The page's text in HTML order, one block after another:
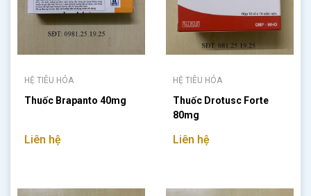
HỆ TIÊU HÓA
Thuốc Brapanto 40mg
Liên hệ
HỆ TIÊU HÓA
Thuốc Drotusc Forte
80mg
Liên hệ